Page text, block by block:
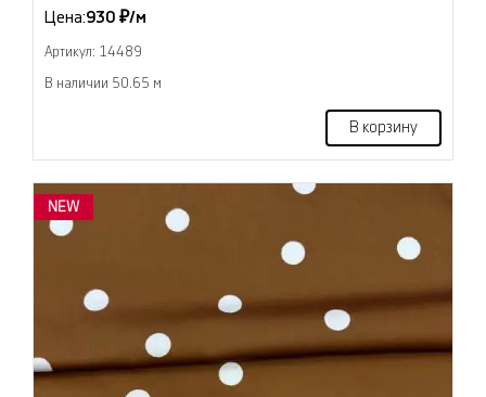
Цена:930 ₽/м
Артикул: 14489
В наличии 50.65 м
В корзину
NEW